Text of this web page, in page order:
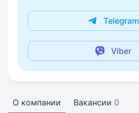
Telegram
Viber
О компании Вакансии 0